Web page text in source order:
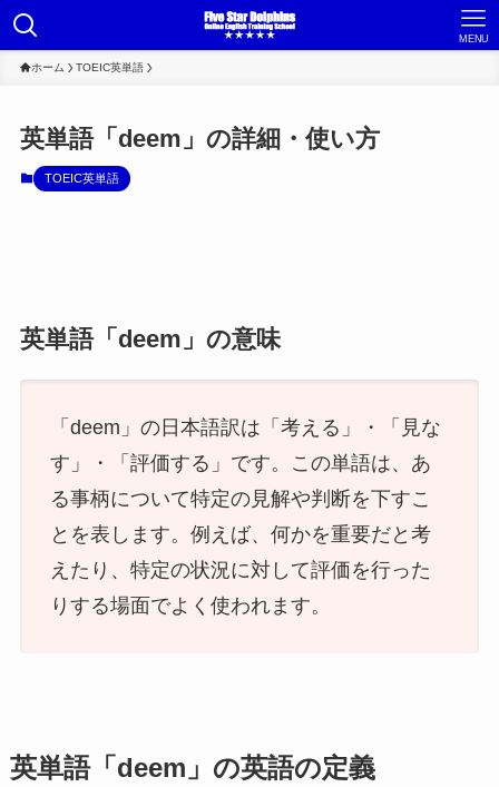
MENU
ホーム TOEIC英単語
英単語「deem」の詳細・使い方
TOEIC英単語
英単語「deem」の意味
「deem」の日本語訳は「考える」・「見な
す」・「評価する」です。この単語は、あ
る事柄について特定の見解や判断を下すこ
とを表します。例えば、何かを重要だと考
えたり、特定の状況に対して評価を行った
りする場面でよく使われます。
英単語「deem」の英語の定義